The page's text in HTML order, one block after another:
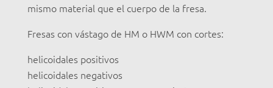
mismo material que el cuerpo de la fresa.
Fresas con vástago de HM o HWM con cortes:
helicoidales positivos
helicoidales negativos